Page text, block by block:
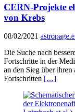
CERN-Projekte
von Krebs
08/02/2021
Die Suche nach
Fortschritte in der
an den Sieg über
Fortschritten […]